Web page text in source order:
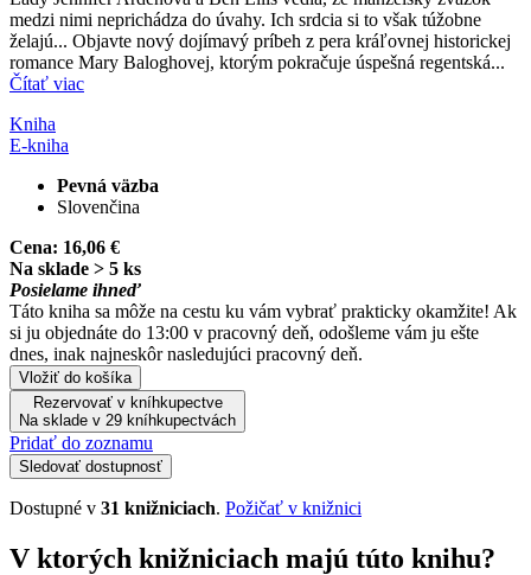
medzi nimi neprichádza do úvahy. Ich srdcia si to však túžobne
želajú... Objavte nový dojímavý príbeh z pera kráľovnej historickej
romance Mary Baloghovej, ktorým pokračuje úspešná regentská...
Čítať viac
Kniha
E-kniha
Pevná väzba
Slovenčina
Cena: 16,06 €
Na sklade > 5 ks
Posielame ihneď
Táto kniha sa môže na cestu ku vám vybrať prakticky okamžite! Ak
si ju objednáte do 13:00 v pracovný deň, odošleme vám ju ešte
dnes, inak najneskôr nasledujúci pracovný deň.
Vložiť do košíka
Rezervovať v kníhkupectve
Na sklade v 29 kníhkupectvách
Pridať do zoznamu
Sledovať dostupnosť
Dostupné v 31 knižniciach. Požičať v knižnici
V ktorých knižniciach majú túto knihu?